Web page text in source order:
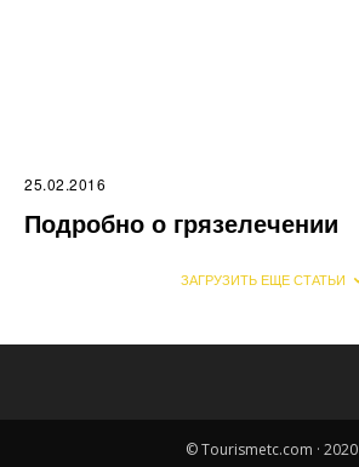
25.02.2016
Подробно о грязелечении
ЗАГРУЗИТЬ ЕЩЕ СТАТЬИ
© Tourismetc.com · 2020